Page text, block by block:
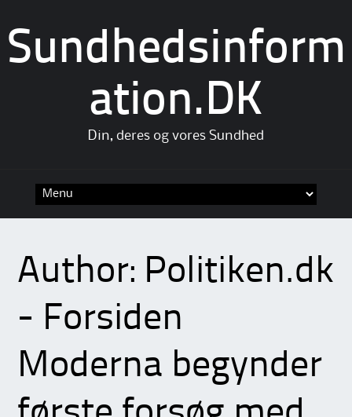
Sundhedsinform
ation.DK
Din, deres og vores Sundhed
Author: Politiken.dk
- Forsiden
Moderna begynder